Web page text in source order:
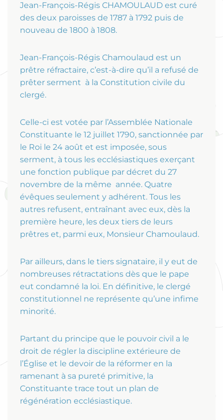
Jean-François-Régis CHAMOULAUD est curé
des deux paroisses de 1787 à 1792 puis de
nouveau de 1800 à 1808.
Jean-François-Régis Chamoulaud est un
prêtre réfractaire, c’est-à-dire qu’il a refusé de
prêter serment à la Constitution civile du
clergé.
Celle-ci est votée par l’Assemblée Nationale
Constituante le 12 juillet 1790, sanctionnée par
le Roi le 24 août et est imposée, sous
serment, à tous les ecclésiastiques exerçant
une fonction publique par décret du 27
novembre de la même année. Quatre
évêques seulement y adhérent. Tous les
autres refusent, entraînant avec eux, dès la
première heure, les deux tiers de leurs
prêtres et, parmi eux, Monsieur Chamoulaud.
Par ailleurs, dans le tiers signataire, il y eut de
nombreuses rétractations dès que le pape
eut condamné la loi. En définitive, le clergé
constitutionnel ne représente qu’une infime
minorité.
Partant du principe que le pouvoir civil a le
droit de régler la discipline extérieure de
l’Église et le devoir de la réformer en la
ramenant à sa pureté primitive, la
Constituante trace tout un plan de
régénération ecclésiastique.